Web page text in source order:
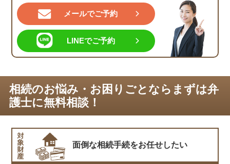
メールでご予約
LINEでご予約
相続のお悩み・お困りごとならまずは弁
護士に無料相談！
面倒な相続手続をお任せしたい